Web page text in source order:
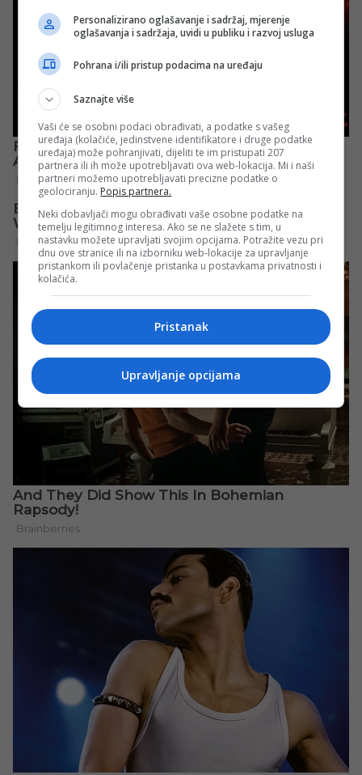
Personalizirano oglašavanje i sadržaj, mjerenje
oglašavanja i sadržaja, uvidi u publiku i razvoj usluga
Pohrana i/ili pristup podacima na uređaju
Saznajte više
Vaši će se osobni podaci obrađivati, a podatke s vašeg
uređaja (kolačiće, jedinstvene identifikatore i druge podatke
uređaja) može pohranjivati, dijeliti te im pristupati 207
partnera ili ih može upotrebljavati ova web-lokacija. Mi i naši
partneri možemo upotrebljavati precizne podatke o
geolociranju. Popis partnera.
Neki dobavljači mogu obrađivati vaše osobne podatke na
temelju legitimnog interesa. Ako se ne slažete s tim, u
nastavku možete upravljati svojim opcijama. Potražite vezu pri
dnu ove stranice ili na izborniku web-lokacije za upravljanje
pristankom ili povlačenje pristanka u postavkama privatnosti i
kolačića.
Pristanak
Upravljanje opcijama